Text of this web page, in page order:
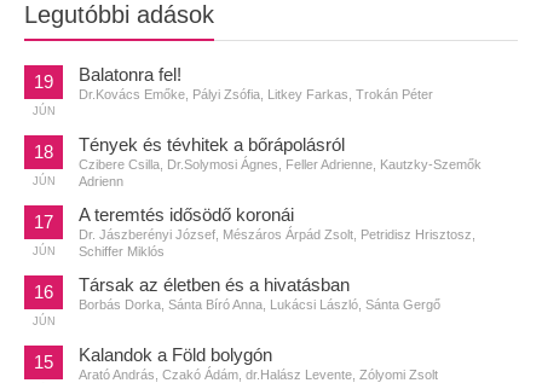
Legutóbbi adások
19
JÚN
Balatonra fel!
Dr.Kovács Emőke, Pályi Zsófia, Litkey Farkas, Trokán Péter
18
JÚN
Tények és tévhitek a bőrápolásról
Czibere Csilla, Dr.Solymosi Ágnes, Feller Adrienne, Kautzky-Szemők
Adrienn
17
JÚN
A teremtés idősödő koronái
Dr. Jászberényi József, Mészáros Árpád Zsolt, Petridisz Hrisztosz,
Schiffer Miklós
16
JÚN
Társak az életben és a hivatásban
Borbás Dorka, Sánta Bíró Anna, Lukácsi László, Sánta Gergő
15 Kalandok a Föld bolygón
Arató András, Czakó Ádám, dr.Halász Levente, Zólyomi Zsolt